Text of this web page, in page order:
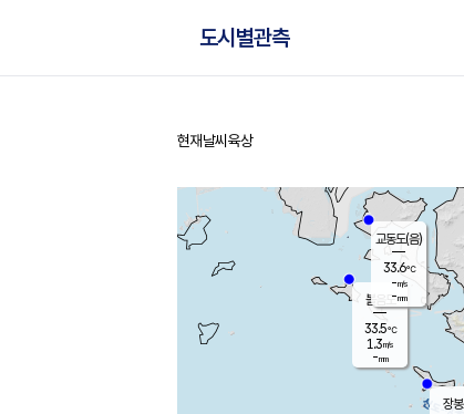
도시별관측
홈
현재날씨 육상
볼음도
33.5℃
1.3m/s
-mm
장
교동도(음)
33.6℃
-m/s
-mm